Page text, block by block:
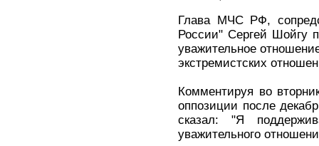
Глава МЧС РФ,
России" Сергей Шойгу
уважительное
экстремистских
Комментируя во
оппозиции после
сказал: "Я
уважительного